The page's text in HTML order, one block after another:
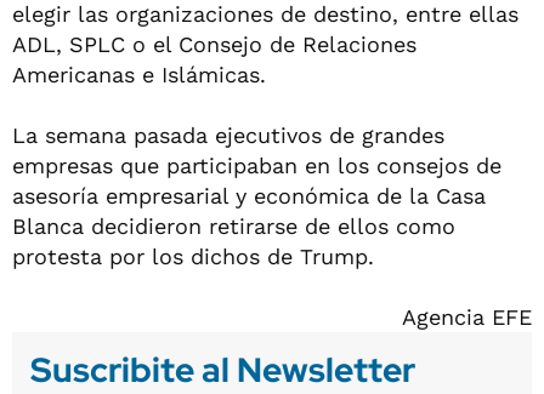
elegir las organizaciones de destino, entre ellas
ADL, SPLC o el Consejo de Relaciones
Americanas e Islámicas.
La semana pasada ejecutivos de grandes
empresas que participaban en los consejos de
asesoría empresarial y económica de la Casa
Blanca decidieron retirarse de ellos como
protesta por los dichos de Trump.
Agencia EFE
Suscribite al Newsletter